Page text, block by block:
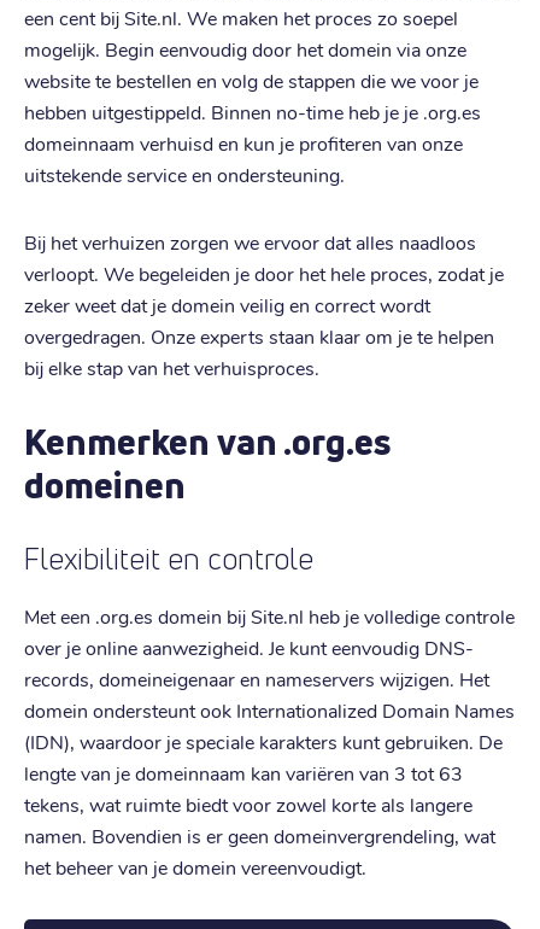
een cent bij Site.nl. We maken het proces zo soepel
mogelijk. Begin eenvoudig door het domein via onze
website te bestellen en volg de stappen die we voor je
hebben uitgestippeld. Binnen no-time heb je je .org.es
domeinnaam verhuisd en kun je profiteren van onze
uitstekende service en ondersteuning.
Bij het verhuizen zorgen we ervoor dat alles naadloos
verloopt. We begeleiden je door het hele proces, zodat je
zeker weet dat je domein veilig en correct wordt
overgedragen. Onze experts staan klaar om je te helpen
bij elke stap van het verhuisproces.
Kenmerken van .org.es
domeinen
Flexibiliteit en controle
Met een .org.es domein bij Site.nl heb je volledige controle
over je online aanwezigheid. Je kunt eenvoudig DNS-
records, domeineigenaar en nameservers wijzigen. Het
domein ondersteunt ook Internationalized Domain Names
(IDN), waardoor je speciale karakters kunt gebruiken. De
lengte van je domeinnaam kan variëren van 3 tot 63
tekens, wat ruimte biedt voor zowel korte als langere
namen. Bovendien is er geen domeinvergrendeling, wat
het beheer van je domein vereenvoudigt.